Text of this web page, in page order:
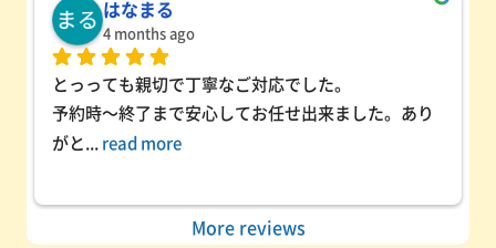
はなまる
4 months ago
とっっても親切で丁寧なご対応でした。
予約時～終了まで安心してお任せ出来ました。あり
がと... read more
More reviews